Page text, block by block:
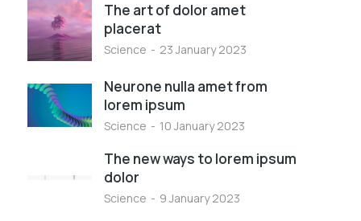
The art of dolor amet
placerat
Science 23 January 2023
Neurone nulla amet from
lorem ipsum
Science 10 January 2023
The new ways to lorem ipsum
dolor
Science 9 January 2023